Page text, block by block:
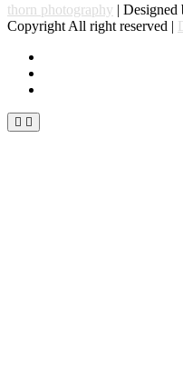
thorn photography | Designed
Copyright All right reserved |